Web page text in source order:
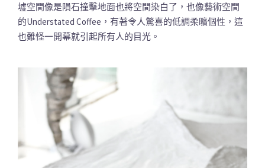
墟空間像是隕石撞擊地面也將空間染白了，也像藝術空間
的Understated Coffee，有著令人驚喜的低調柔曠個性，這
也難怪一開幕就引起所有人的目光。